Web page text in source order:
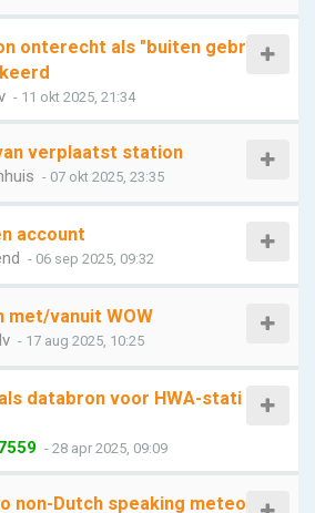
onterecht als "buiten gebr
- 11 okt 2025, 21:34
verplaatst station
- 07 okt 2025, 23:35
account
- 06 sep 2025, 09:32
met/vanuit WOW
- 17 aug 2025, 10:25
databron voor HWA-stati
- 28 apr 2025, 09:09
non-Dutch speaking meteo